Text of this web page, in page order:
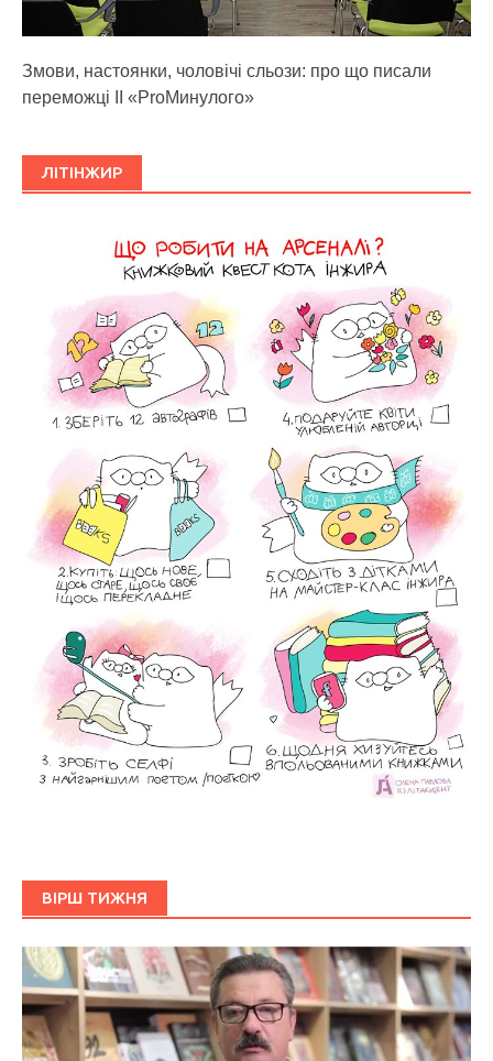
Змови, настоянки, чоловічі сльози: про що писали
переможці ІІ «ProМинулого»
ЛІТІНЖИР
ВІРШ ТИЖНЯ